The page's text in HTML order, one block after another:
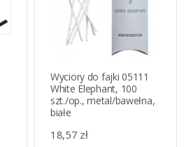
Wyciory do fajki 05111
White Elephant, 100
szt./op., metal/bawełna,
białe
18,57 zł